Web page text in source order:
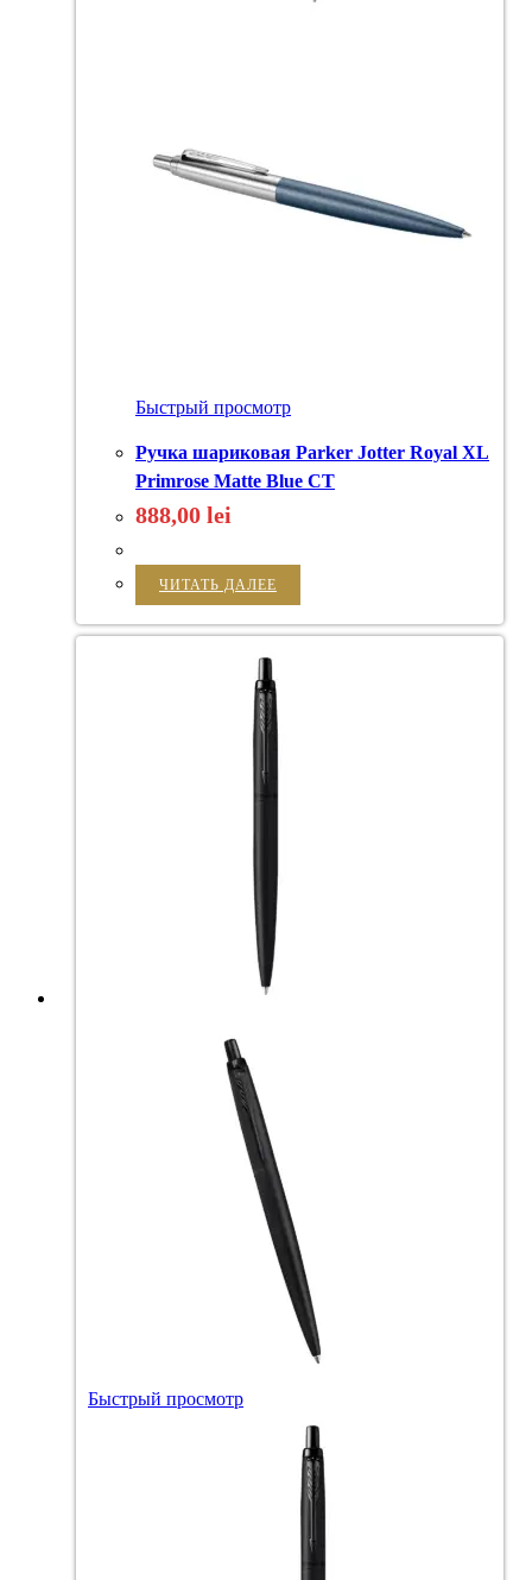
Быстрый просмотр
Ручка шариковая Parker Jotter Royal XL
Primrose Matte Blue CT
888,00 lei
ЧИТАТЬ ДАЛЕЕ
Быстрый просмотр